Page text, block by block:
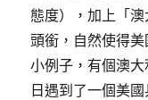
態度），加上「
頭銜，自然使得
小例子，有個澳
日遇到了一個美